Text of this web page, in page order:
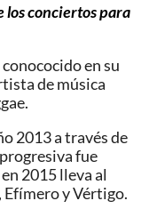
los conciertos para
en su
de música
2013 a través de
fue
2015 lleva al
Efímero y Vértigo.